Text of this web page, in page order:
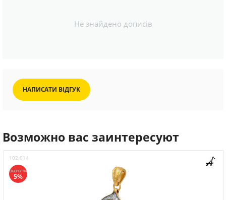
Не знайдено дописів
НАПИСАТИ ВІДГУК
Возможно вас заинтересуют
102.014
ЗБЕРЕГТИ
5%